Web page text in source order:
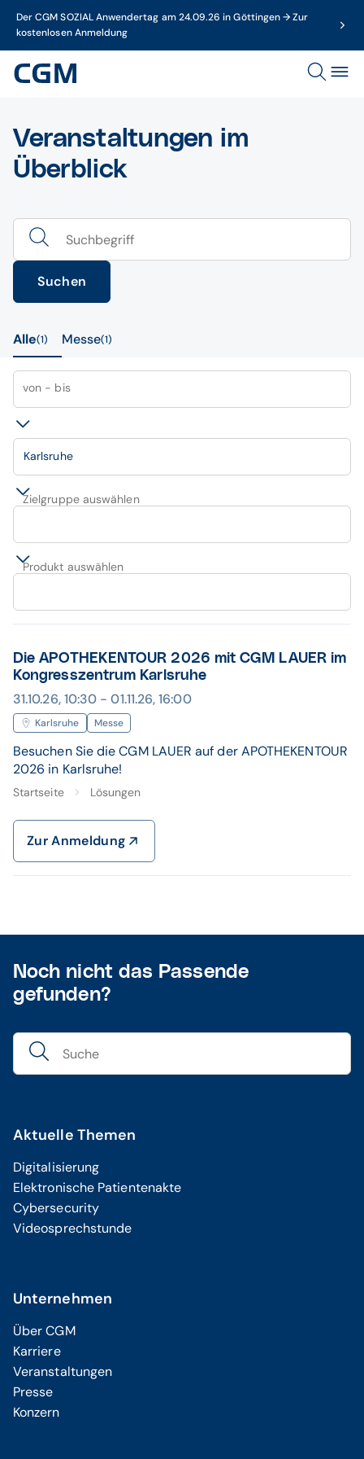
Der CGM SOZIAL Anwendertag am 24.09.26 in Göttingen → Zur
kostenlosen Anmeldung
Veranstaltungen im
Überblick
Suchen
Alle 1 Messe 1
von - bis
Karlsruhe
Zielgruppe auswählen
Produkt auswählen
Die APOTHEKENTOUR 2026 mit CGM LAUER im
Kongresszentrum Karlsruhe
31.10.26, 10:30 - 01.11.26, 16:00
Karlsruhe Messe
Besuchen Sie die CGM LAUER auf der APOTHEKENTOUR
2026 in Karlsruhe!
Startseite Lösungen
Zur Anmeldung
Noch nicht das Passende
gefunden?
Aktuelle Themen
Digitalisierung
Elektronische Patientenakte
Cybersecurity
Videosprechstunde
Unternehmen
Über CGM
Karriere
Veranstaltungen
Presse
Konzern